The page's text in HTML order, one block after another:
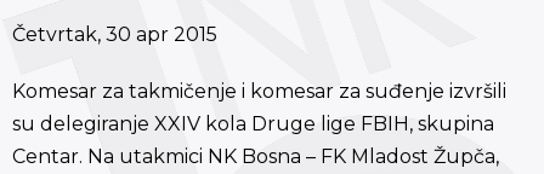
Četvrtak, 30 apr 2015
Komesar za takmičenje i komesar za suđenje izvršili
su delegiranje XXIV kola Druge lige FBIH, skupina
Centar. Na utakmici NK Bosna – FK Mladost Župča,